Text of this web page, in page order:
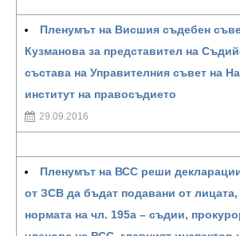
Пленумът на Висшия съдебен
Кузманова за представител на
състава на Управителния съвет на
институт на правосъдието
29.09.2016
Пленумът на ВСС реши
от ЗСВ да бъдат подавани от
нормата на чл. 195а – съдии,